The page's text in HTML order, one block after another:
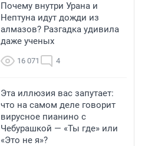
Почему внутри Урана и
Нептуна идут дожди из
алмазов? Разгадка удивила
даже ученых
16 071 4
Эта иллюзия вас запутает:
что на самом деле говорит
вирусное пианино с
Чебурашкой — «Ты где» или
«Это не я»?